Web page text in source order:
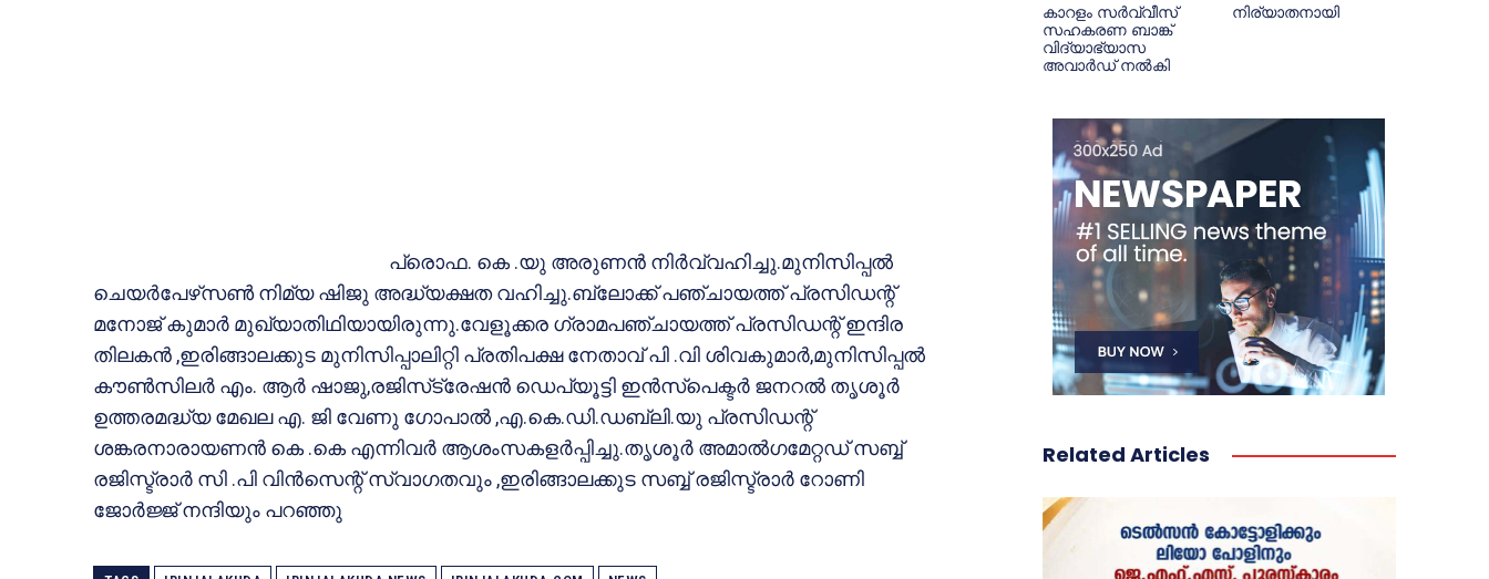
പ്രൊഫ. കെ .യു അരുണന്‍ നിര്‍വ്വഹിച്ചു.മുനിസിപ്പല്‍
ചെയര്‍പേഴ്‌സണ്‍ നിമ്യ ഷിജു അദ്ധ്യക്ഷത വഹിച്ചു.ബ്ലോക്ക് പഞ്ചായത്ത് പ്രസിഡന്റ്
മനോജ് കുമാര്‍ മുഖ്യാതിഥിയായിരുന്നു.വേളൂക്കര ഗ്രാമപഞ്ചായത്ത് പ്രസിഡന്റ് ഇന്ദിര
തിലകന്‍ ,ഇരിങ്ങാലക്കുട മുനിസിപ്പാലിറ്റി പ്രതിപക്ഷ നേതാവ് പി .വി ശിവകുമാര്‍,മുനിസിപ്പല്‍
കൗണ്‍സിലര്‍ എം. ആര്‍ ഷാജു,രജിസ്‌ട്രേഷന്‍ ഡെപ്യൂട്ടി ഇന്‍സ്‌പെക്ടര്‍ ജനറല്‍ തൃശൂര്‍
ഉത്തരമദ്ധ്യ മേഖല എ. ജി വേണു ഗോപാല്‍ ,എ.കെ.ഡി.ഡബ്ലി.യു പ്രസിഡന്റ്
ശങ്കരനാരായണന്‍ കെ .കെ എന്നിവര്‍ ആശംസകളര്‍പ്പിച്ചു.തൃശൂര്‍ അമാല്‍ഗമേറ്റഡ് സബ്ബ്
രജിസ്ട്രാര്‍ സി .പി വിന്‍സെന്റ് സ്വാഗതവും ,ഇരിങ്ങാലക്കുട സബ്ബ് രജിസ്ട്രാര്‍ റോണി
ജോര്‍ജ്ജ് നന്ദിയും പറഞ്ഞു
കാറളം സർവ്വീസ്
സഹകരണ ബാങ്ക്
വിദ്യാഭ്യാസ
അവാർഡ് നൽകി
നിര്യാതനായി
Related Articles